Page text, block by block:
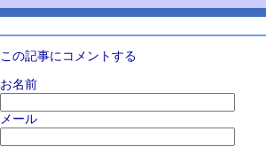
この記事にコメントする
お名前
メール